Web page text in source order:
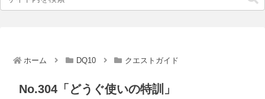
ホーム DQ10 クエストガイド
No.304「どうぐ使いの特訓」